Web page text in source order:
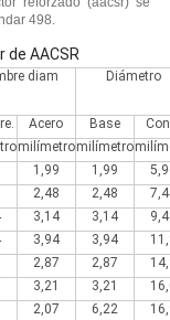
498.
AACSR
diam Diámetro
Acero Base
milímetromilímetro
1,99 1,99
2,48 2,48
3,14 3,14
3,94 3,94
2,87 2,87
3,21 3,21
2,07 6,22